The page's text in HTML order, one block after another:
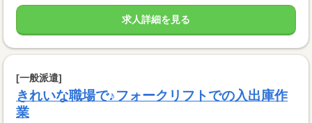
求人詳細を見る
[一般派遣]
きれいな職場で♪フォークリフトでの入出庫作
業